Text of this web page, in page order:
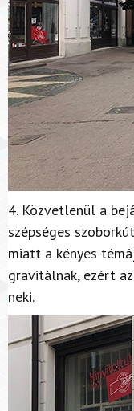
4. Közvetlenül a
szépséges
miatt a kényes
gravitálnak, ezért
neki.